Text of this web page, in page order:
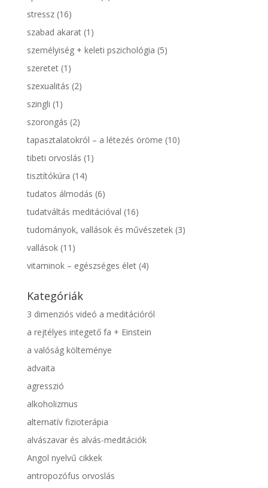
stressz(16)
szabad akarat(1)
személyiség + keleti pszichológia (5)
szeretet(1)
szexualitás (2)
szingli (1)
szorongás (2)
tapasztalatokról – a létezés öröme (10)
tibeti orvoslás (1)
tisztítókúra (14)
tudatos álmodás (6)
tudatváltás meditációval (16)
tudományok, vallások és művészetek(3)
vallások(11)
vitaminok – egészséges élet(4)
Kategóriák
3 dimenziós videó a meditációról
a rejtélyes integető fa + Einstein
a valóság költeménye
advaita
agresszió
alkoholizmus
alternatív fizioterápia
alvászavar és alvás-meditációk
Angol nyelvű cikkek
antropozófus orvoslás